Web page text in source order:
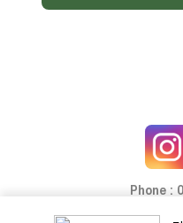
Phone :
COPYRIGHT Motion king